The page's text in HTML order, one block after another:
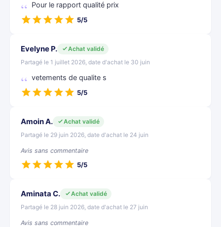
Pour le rapport qualité prix
5/5
Evelyne P.
Achat validé
Partagé le 1 juillet 2026, date d'achat le 30 juin
vetements de qualite s
5/5
Amoin A.
Achat validé
Partagé le 29 juin 2026, date d'achat le 24 juin
Avis sans commentaire
5/5
Aminata C.
Achat validé
Partagé le 28 juin 2026, date d'achat le 27 juin
Avis sans commentaire